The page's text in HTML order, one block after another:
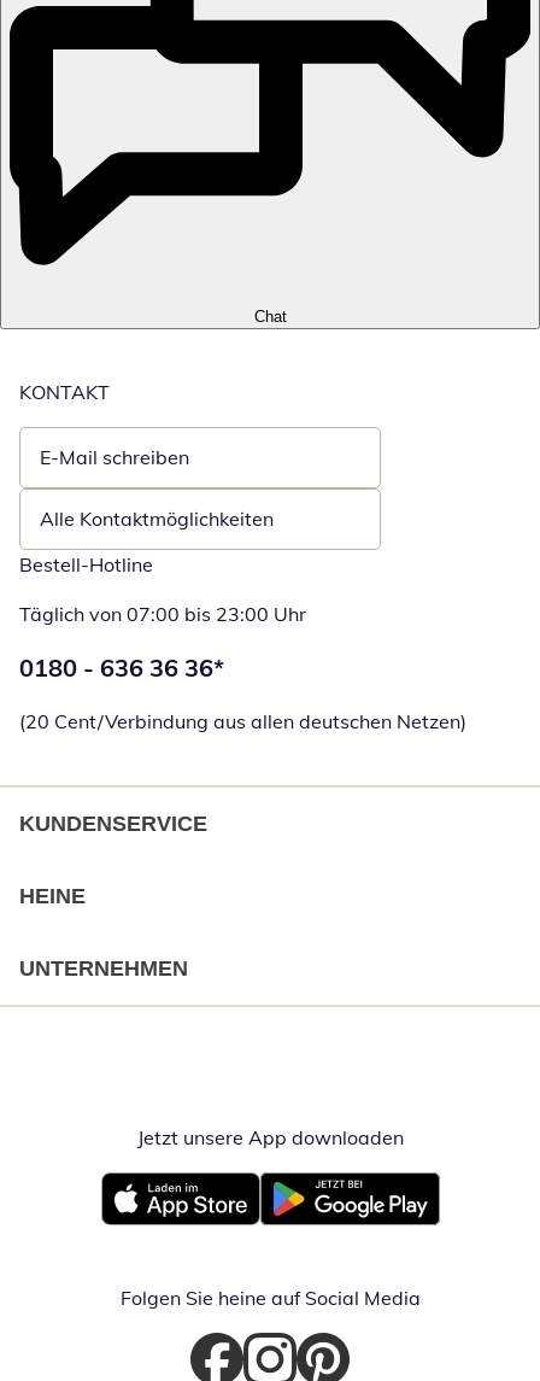
Chat
KONTAKT
E-Mail schreiben
Öffnet E-Mail-Client
Alle Kontaktmöglichkeiten
Bestell-Hotline
Täglich von 07:00 bis 23:00 Uhr
Telefonnummer:
0180 - 636 36 36*
(20 Cent/Verbindung aus allen deutschen Netzen)
KUNDENSERVICE
HEINE
UNTERNEHMEN
Jetzt unsere App downloadenÖffnet in
Öffnet in neuem FensterÖffnet in neuem Fenster
Folgen Sie heine auf Social Media